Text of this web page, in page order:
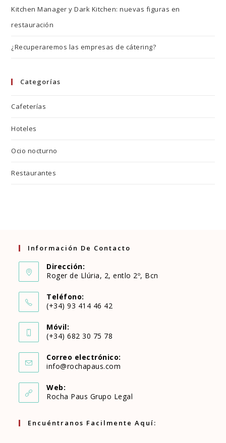
Kitchen Manager y Dark Kitchen: nuevas figuras en
restauración
¿Recuperaremos las empresas de cátering?
Categorías
Cafeterías
Hoteles
Ocio nocturno
Restaurantes
Información De Contacto
Dirección:
Roger de Llúria, 2, entlo 2º, Bcn
Teléfono:
(+34) 93 414 46 42
abre
tu
aplicación
Móvil:
(+34) 682 30 75 78
abre
tu
Correo electrónico:
info@rochapaus.com
aplicación
Web:
Rocha Paus Grupo Legal
Encuéntranos Facilmente Aquí: